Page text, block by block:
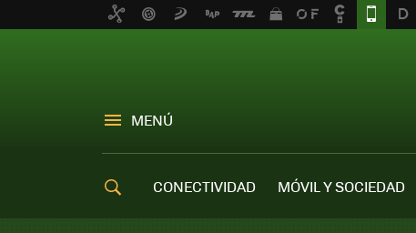
MENÚ
CONECTIVIDAD MÓVIL Y SOCIEDAD